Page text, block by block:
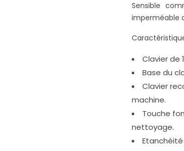
Sensible
imperméable
Clavier de
Base du
Clavier
machine.
Touche
nettoyage.
Etanchéité